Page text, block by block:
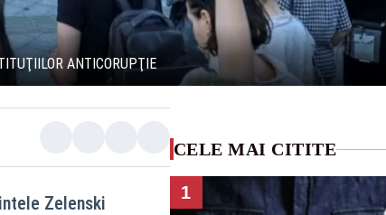
ANTICORUPŢIE
Zelenski
CELE MAI CITITE
1